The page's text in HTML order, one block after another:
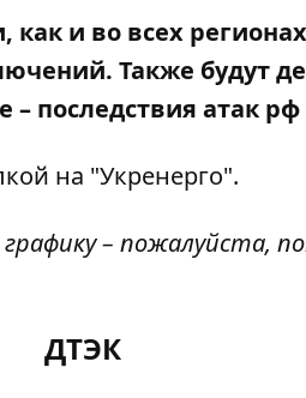
как и во всех
Также будут
последствия атак
на "Укренерго".
– пожалуйста,
ДТЭК